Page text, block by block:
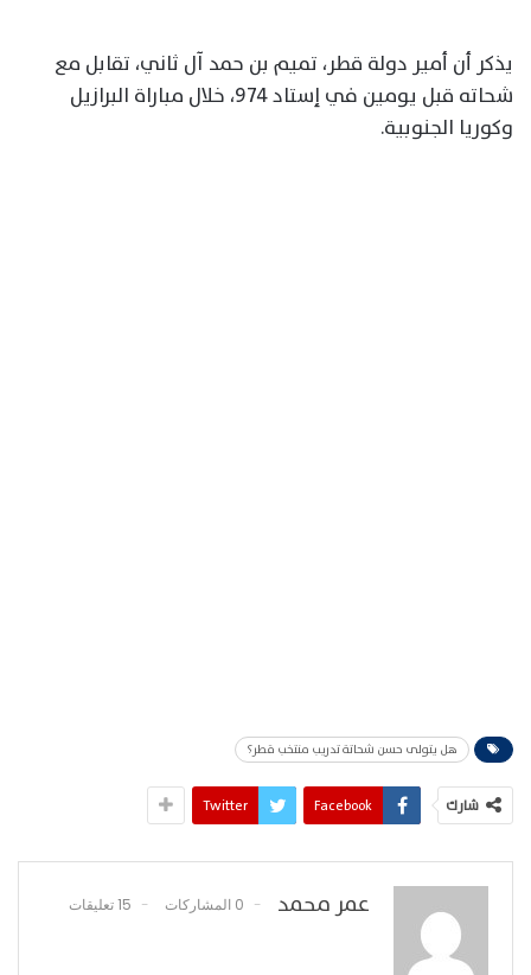
يذكر أن أمير دولة قطر، تميم بن حمد آل ثاني، تقابل مع
شحاته قبل يومين في إستاد 974، خلال مباراة البرازيل
وكوريا الجنوبية.
هل يتولى حسن شحاتة تدريب منتخب قطر؟
شارك Facebook
Twitter
عمر محمد 0 المشاركات 15 تعليقات